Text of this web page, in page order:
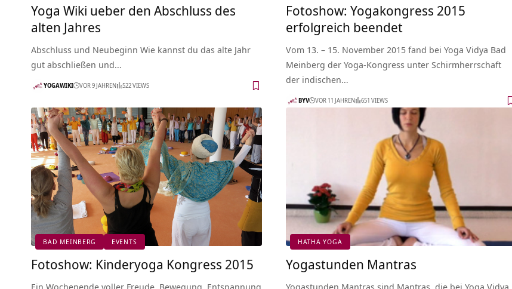
Yoga Wiki ueber den Abschluss des
alten Jahres
Abschluss und Neubeginn Wie kannst du das alte Jahr
gut abschließen und…
YOGAWIKI VOR 9 JAHREN 522 VIEWS
Fotoshow: Yogakongress 2015
erfolgreich beendet
Vom 13. – 15. November 2015 fand bei Yoga Vidya Bad
Meinberg der Yoga-Kongress unter Schirmherrschaft
der indischen…
BYV VOR 11 JAHREN 651 VIEWS
BAD MEINBERG EVENTS
Fotoshow: Kinderyoga Kongress 2015
Ein Wochenende voller Freude, Bewegung, Entspannung
HATHA YOGA
Yogastunden Mantras
Yogastunden Mantras sind Mantras, die bei Yoga Vidya